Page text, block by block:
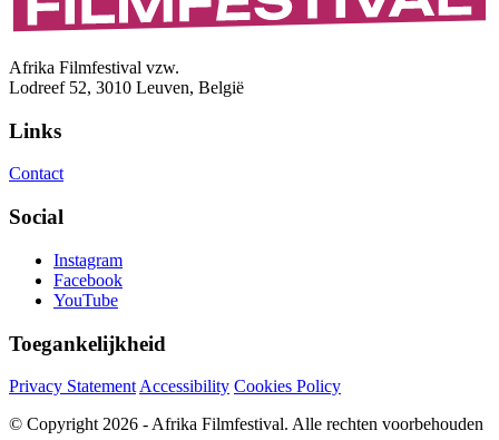
Afrika Filmfestival vzw.
Lodreef 52, 3010 Leuven, België
Links
Contact
Social
Instagram
Facebook
YouTube
Toegankelijkheid
Privacy Statement Accessibility Cookies Policy
© Copyright 2026 - Afrika Filmfestival. Alle rechten voorbehouden